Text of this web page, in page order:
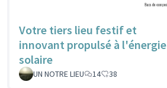
Votre tiers lieu festif et
innovant propulsé à l'énergie
solaire
UN NOTRE LIEU 14 38